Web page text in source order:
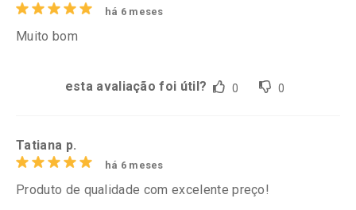
há 6 meses
Muito bom
esta avaliação foi útil? 0 0
Tatiana p.
há 6 meses
Produto de qualidade com excelente preço!